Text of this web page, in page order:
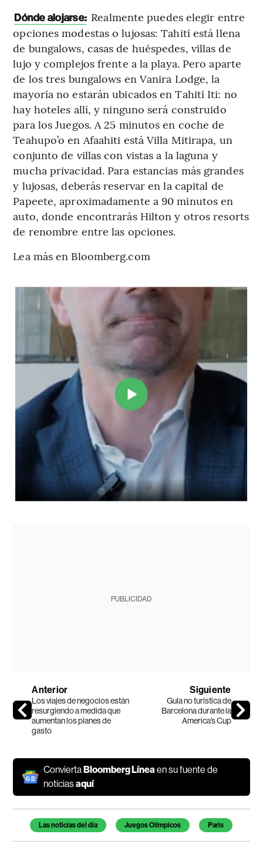
Dónde alojarse: Realmente puedes elegir entre
opciones modestas o lujosas: Tahití está llena
de bungalows, casas de huéspedes, villas de
lujo y complejos frente a la playa. Pero aparte
de los tres bungalows en Vanira Lodge, la
mayoría no estarán ubicados en Tahití Iti: no
hay hoteles allí, y ninguno será construido
para los Juegos. A 25 minutos en coche de
Teahupo’o en Afaahiti está Villa Mitirapa, un
conjunto de villas con vistas a la laguna y
mucha privacidad. Para estancias más grandes
y lujosas, deberás reservar en la capital de
Papeete, aproximadamente a 90 minutos en
auto, donde encontrarás Hilton y otros resorts
de renombre entre las opciones.
Lea más en Bloomberg.com
PUBLICIDAD
Anterior
Los viajes de negocios están
resurgiendo a medida que
aumentan los planes de
gasto
Siguiente
Guía no turística de
Barcelona durante la
America’s Cup
ConviertaBloomberg Líneaen su fuente de
noticiasaquí
Temas de este artículo
Las noticias del día Juegos Olímpicos Paris